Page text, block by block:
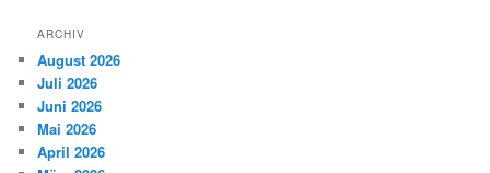
ARCHIV
August 2026
Juli 2026
Juni 2026
Mai 2026
April 2026